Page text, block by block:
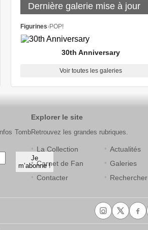
Dernière galerie mise à jour
Figurines›POP!
30th Anniversary
Voir toutes les galeries
Tomb
Explorer le site
Retrouvez les grandes rubriques.
La Collection
Actualités
Carnet de Fan
Galeries
Contacter
Rechercher